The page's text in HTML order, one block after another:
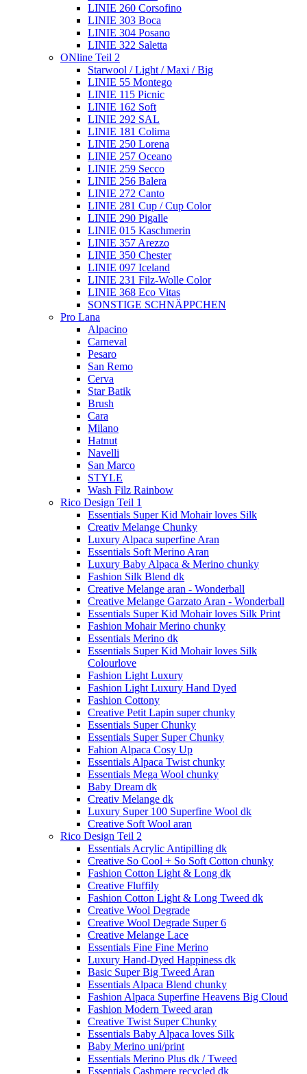
LINIE 260 Corsofino
LINIE 303 Boca
LINIE 304 Posano
LINIE 322 Saletta
ONline Teil 2
Starwool / Light / Maxi / Big
LINIE 55 Montego
LINIE 115 Picnic
LINIE 162 Soft
LINIE 292 SAL
LINIE 181 Colima
LINIE 250 Lorena
LINIE 257 Oceano
LINIE 259 Secco
LINIE 256 Balera
LINIE 272 Canto
LINIE 281 Cup / Cup Color
LINIE 290 Pigalle
LINIE 015 Kaschmerin
LINIE 357 Arezzo
LINIE 350 Chester
LINIE 097 Iceland
LINIE 231 Filz-Wolle Color
LINIE 368 Eco Vitas
SONSTIGE SCHNÄPPCHEN
Pro Lana
Alpacino
Carneval
Pesaro
San Remo
Cerva
Star Batik
Brush
Cara
Milano
Hatnut
Navelli
San Marco
STYLE
Wash Filz Rainbow
Rico Design Teil 1
Essentials Super Kid Mohair loves Silk
Creativ Melange Chunky
Luxury Alpaca superfine Aran
Essentials Soft Merino Aran
Luxury Baby Alpaca & Merino chunky
Fashion Silk Blend dk
Creative Melange aran - Wonderball
Creative Melange Garzato Aran - Wonderball
Essentials Super Kid Mohair loves Silk Print
Fashion Mohair Merino chunky
Essentials Merino dk
Essentials Super Kid Mohair loves Silk
Colourlove
Fashion Light Luxury
Fashion Light Luxury Hand Dyed
Fashion Cottony
Creative Petit Lapin super chunky
Essentials Super Chunky
Essentials Super Super Chunky
Fahion Alpaca Cosy Up
Essentials Alpaca Twist chunky
Essentials Mega Wool chunky
Baby Dream dk
Creativ Melange dk
Luxury Super 100 Superfine Wool dk
Creative Soft Wool aran
Rico Design Teil 2
Essentials Acrylic Antipilling dk
Creative So Cool + So Soft Cotton chunky
Fashion Cotton Light & Long dk
Creative Fluffily
Fashion Cotton Light & Long Tweed dk
Creative Wool Degrade
Creative Wool Degrade Super 6
Creative Melange Lace
Essentials Fine Fine Merino
Luxury Hand-Dyed Happiness dk
Basic Super Big Tweed Aran
Essentials Alpaca Blend chunky
Fashion Alpaca Superfine Heavens Big Cloud
Fashion Modern Tweed aran
Creative Twist Super Chunky
Essentials Baby Alpaca loves Silk
Baby Merino uni/print
Essentials Merino Plus dk / Tweed
Essentials Cashmere recycled dk